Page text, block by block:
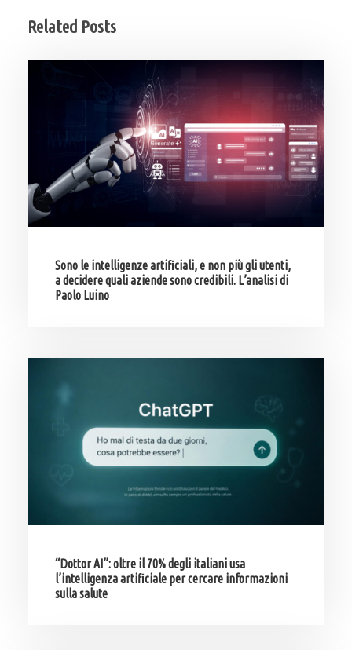
Related Posts
Sono le intelligenze artificiali, e non più gli utenti,
a decidere quali aziende sono credibili. L’analisi di
Paolo Luino
“Dottor AI”: oltre il 70% degli italiani usa
l’intelligenza artificiale per cercare informazioni
sulla salute